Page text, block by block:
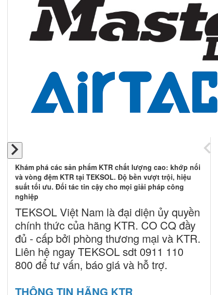
Khám phá các sản phẩm KTR chất lượng cao: khớp nối
và vòng đệm KTR tại TEKSOL. Độ bền vượt trội, hiệu
suất tối ưu. Đối tác tin cậy cho mọi giải pháp công
nghiệp
TEKSOL Việt Nam là đại diện ủy quyền
chính thức của hãng KTR. CO CQ đầy
đủ - cấp bởi phòng thương mại và KTR.
Liên hệ ngay TEKSOL sdt 0911 110
800 để tư vấn, báo giá và hỗ trợ.
THÔNG TIN HÃNG KTR